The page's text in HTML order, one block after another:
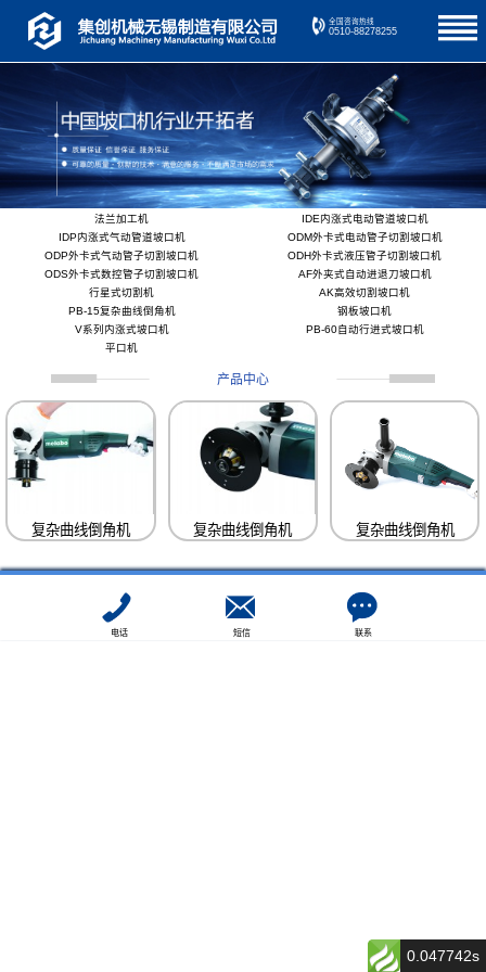
全国咨询热线
0510-88278255
法兰加工机
IDE内涨式电动管道坡口机
IDP内涨式气动管道坡口机
ODM外卡式电动管子切割坡口机
ODP外卡式气动管子切割坡口机
ODH外卡式液压管子切割坡口机
ODS外卡式数控管子切割坡口机
AF外夹式自动进退刀坡口机
行星式切割机
AK高效切割坡口机
PB-15复杂曲线倒角机
钢板坡口机
V系列内涨式坡口机
PB-60自动行进式坡口机
平口机
产品中心
复杂曲线倒角机 复杂曲线倒角机 复杂曲线倒角机
电话 短信 联系
0.047742s